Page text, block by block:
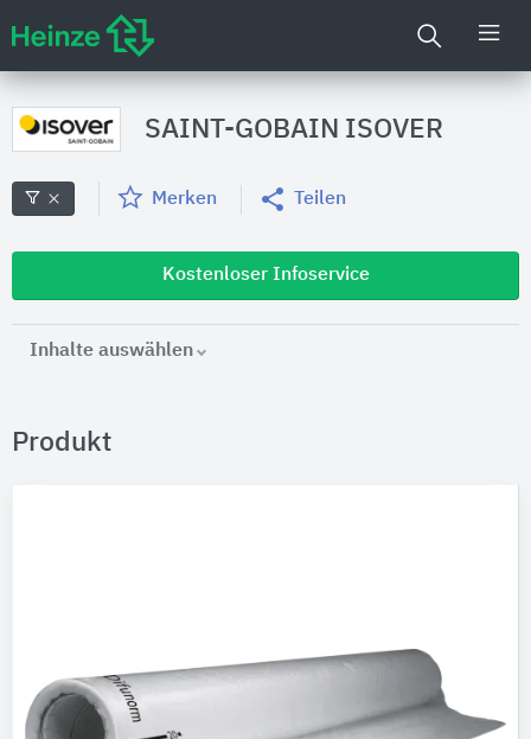
SAINT-GOBAIN ISOVER
Merken Teilen
Kostenloser Infoservice
Inhalte auswählen
Produkt